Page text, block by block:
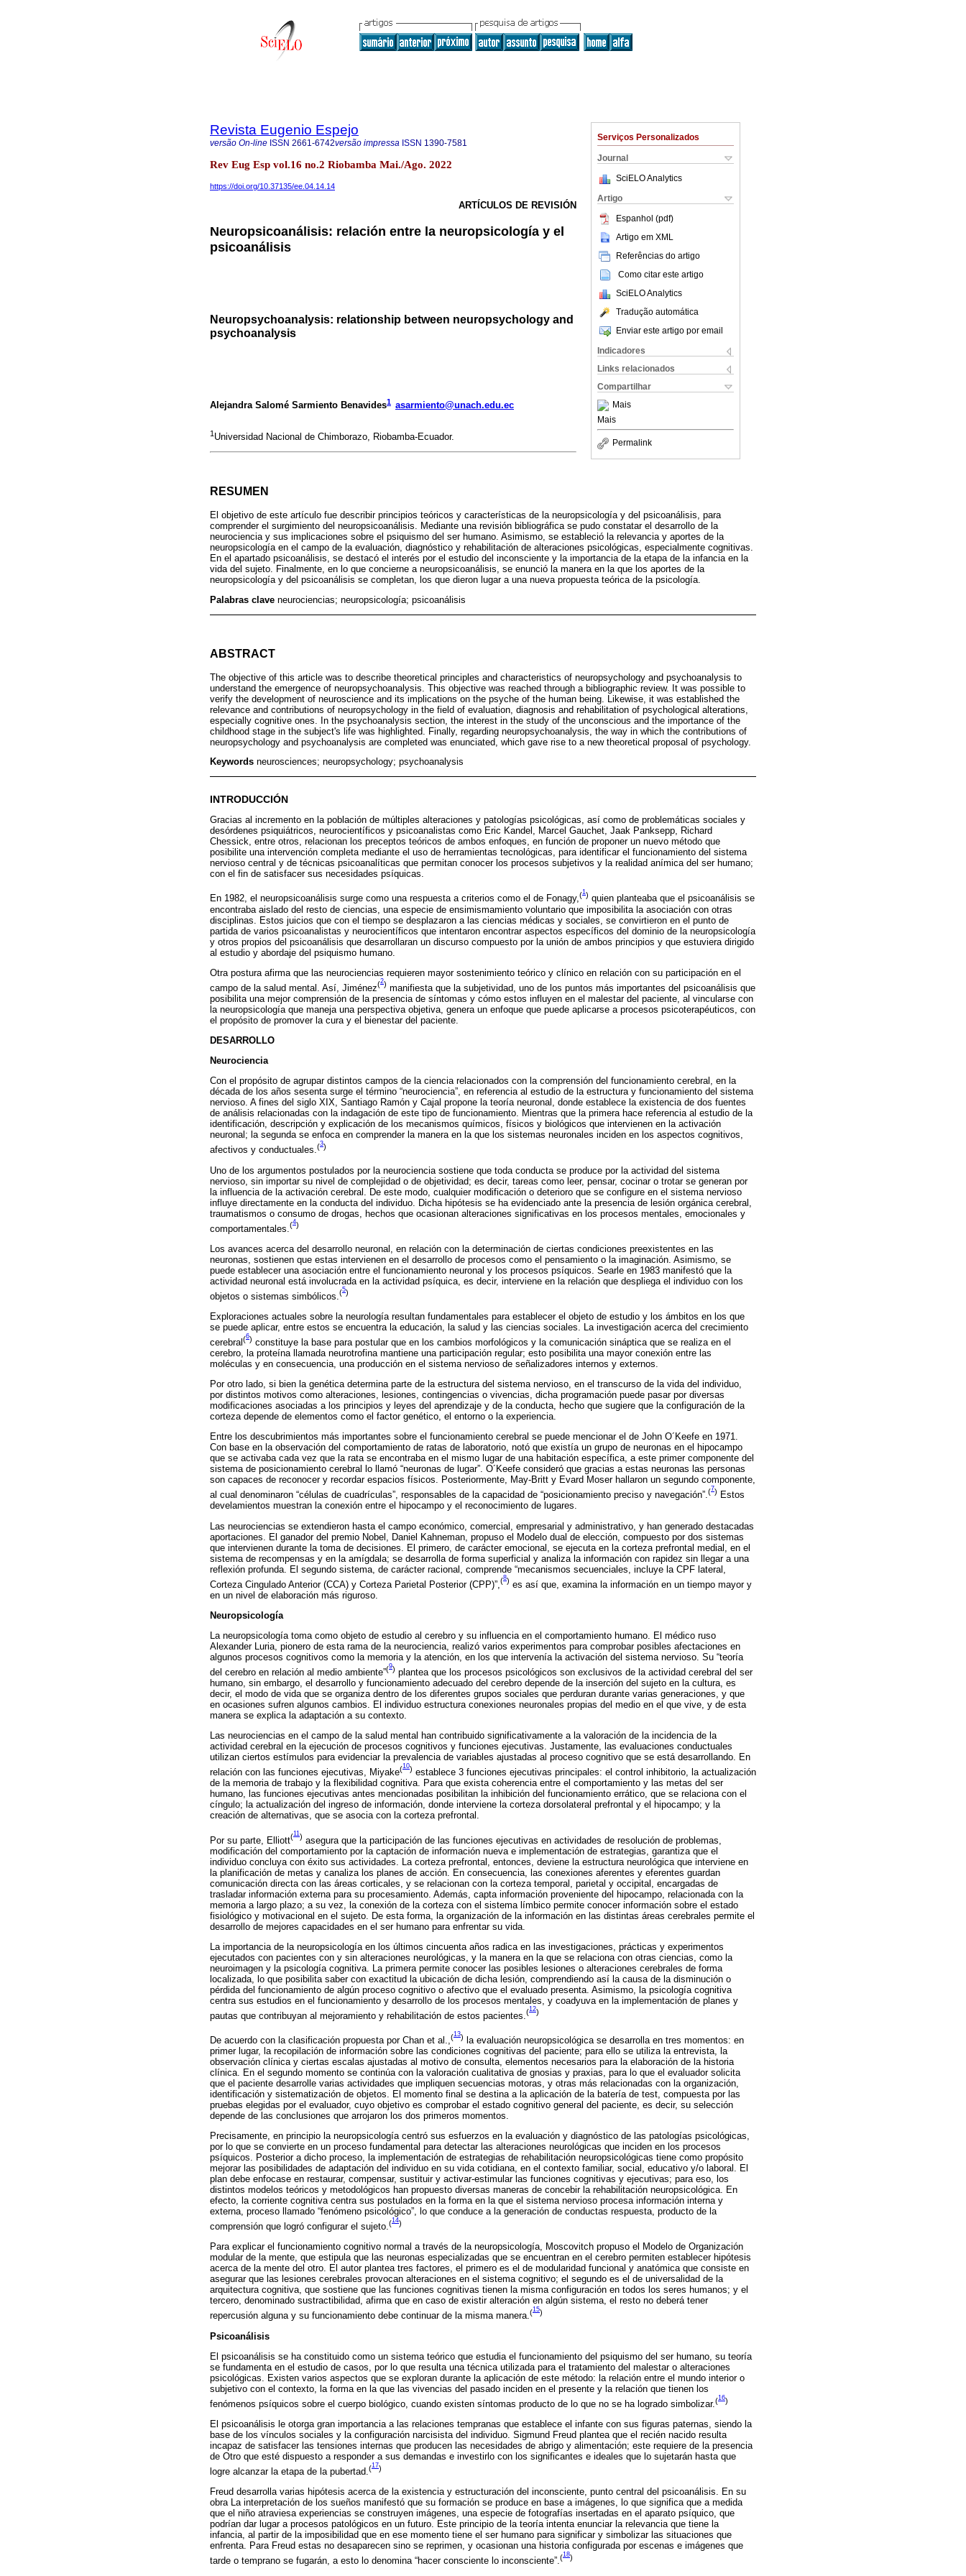
Serviços Personalizados
Journal
SciELO Analytics
Artigo
Espanhol (pdf)
Artigo em XML
Referências do artigo
Como citar este artigo
SciELO Analytics
Tradução automática
Enviar este artigo por email
Indicadores
Links relacionados
Compartilhar
Mais
Mais
Permalink
Revista Eugenio Espejo
versão On-line ISSN 2661-6742versão impressa ISSN 1390-7581
Rev Eug Esp vol.16 no.2 Riobamba Mai./Ago. 2022
https://doi.org/10.37135/ee.04.14.14
ARTÍCULOS DE REVISIÓN
Neuropsicoanálisis: relación entre la neuropsicología y el
psicoanálisis
Neuropsychoanalysis: relationship between neuropsychology and
psychoanalysis
Alejandra Salomé Sarmiento Benavides1 asarmiento@unach.edu.ec
1 Universidad Nacional de Chimborazo, Riobamba-Ecuador.
RESUMEN
El objetivo de este artículo fue describir principios teóricos y características de la neuropsicología y del psicoanálisis, para
comprender el surgimiento del neuropsicoanálisis. Mediante una revisión bibliográfica se pudo constatar el desarrollo de la
neurociencia y sus implicaciones sobre el psiquismo del ser humano. Asimismo, se estableció la relevancia y aportes de la
neuropsicología en el campo de la evaluación, diagnóstico y rehabilitación de alteraciones psicológicas, especialmente cognitivas.
En el apartado psicoanálisis, se destacó el interés por el estudio del inconsciente y la importancia de la etapa de la infancia en la
vida del sujeto. Finalmente, en lo que concierne a neuropsicoanálisis, se enunció la manera en la que los aportes de la
neuropsicología y del psicoanálisis se completan, los que dieron lugar a una nueva propuesta teórica de la psicología.
Palabras clave neurociencias; neuropsicología; psicoanálisis
ABSTRACT
The objective of this article was to describe theoretical principles and characteristics of neuropsychology and psychoanalysis to
understand the emergence of neuropsychoanalysis. This objective was reached through a bibliographic review. It was possible to
verify the development of neuroscience and its implications on the psyche of the human being. Likewise, it was established the
relevance and contributions of neuropsychology in the field of evaluation, diagnosis and rehabilitation of psychological alterations,
especially cognitive ones. In the psychoanalysis section, the interest in the study of the unconscious and the importance of the
childhood stage in the subject's life was highlighted. Finally, regarding neuropsychoanalysis, the way in which the contributions of
neuropsychology and psychoanalysis are completed was enunciated, which gave rise to a new theoretical proposal of psychology.
Keywords neurosciences; neuropsychology; psychoanalysis
INTRODUCCIÓN
Gracias al incremento en la población de múltiples alteraciones y patologías psicológicas, así como de problemáticas sociales y
desórdenes psiquiátricos, neurocientíficos y psicoanalistas como Eric Kandel, Marcel Gauchet, Jaak Panksepp, Richard
Chessick, entre otros, relacionan los preceptos teóricos de ambos enfoques, en función de proponer un nuevo método que
posibilite una intervención completa mediante el uso de herramientas tecnológicas, para identificar el funcionamiento del sistema
nervioso central y de técnicas psicoanalíticas que permitan conocer los procesos subjetivos y la realidad anímica del ser humano;
con el fin de satisfacer sus necesidades psíquicas.
En 1982, el neuropsicoanálisis surge como una respuesta a criterios como el de Fonagy,(1) quien planteaba que el psicoanálisis se
encontraba aislado del resto de ciencias, una especie de ensimismamiento voluntario que imposibilita la asociación con otras
disciplinas. Estos juicios que con el tiempo se desplazaron a las ciencias médicas y sociales, se convirtieron en el punto de
partida de varios psicoanalistas y neurocientíficos que intentaron encontrar aspectos específicos del dominio de la neuropsicología
y otros propios del psicoanálisis que desarrollaran un discurso compuesto por la unión de ambos principios y que estuviera dirigido
al estudio y abordaje del psiquismo humano.
Otra postura afirma que las neurociencias requieren mayor sostenimiento teórico y clínico en relación con su participación en el
campo de la salud mental. Así, Jiménez(2) manifiesta que la subjetividad, uno de los puntos más importantes del psicoanálisis que
posibilita una mejor comprensión de la presencia de síntomas y cómo estos influyen en el malestar del paciente, al vincularse con
la neuropsicología que maneja una perspectiva objetiva, genera un enfoque que puede aplicarse a procesos psicoterapéuticos, con
el propósito de promover la cura y el bienestar del paciente.
DESARROLLO
Neurociencia
Con el propósito de agrupar distintos campos de la ciencia relacionados con la comprensión del funcionamiento cerebral, en la
década de los años sesenta surge el término “neurociencia”, en referencia al estudio de la estructura y funcionamiento del sistema
nervioso. A fines del siglo XIX, Santiago Ramón y Cajal propone la teoría neuronal, donde establece la existencia de dos fuentes
de análisis relacionadas con la indagación de este tipo de funcionamiento. Mientras que la primera hace referencia al estudio de la
identificación, descripción y explicación de los mecanismos químicos, físicos y biológicos que intervienen en la activación
neuronal; la segunda se enfoca en comprender la manera en la que los sistemas neuronales inciden en los aspectos cognitivos,
afectivos y conductuales.(3)
Uno de los argumentos postulados por la neurociencia sostiene que toda conducta se produce por la actividad del sistema
nervioso, sin importar su nivel de complejidad o de objetividad; es decir, tareas como leer, pensar, cocinar o trotar se generan por
la influencia de la activación cerebral. De este modo, cualquier modificación o deterioro que se configure en el sistema nervioso
influye directamente en la conducta del individuo. Dicha hipótesis se ha evidenciado ante la presencia de lesión orgánica cerebral,
traumatismos o consumo de drogas, hechos que ocasionan alteraciones significativas en los procesos mentales, emocionales y
comportamentales. (4)
Los avances acerca del desarrollo neuronal, en relación con la determinación de ciertas condiciones preexistentes en las
neuronas, sostienen que estas intervienen en el desarrollo de procesos como el pensamiento o la imaginación. Asimismo, se
puede establecer una asociación entre el funcionamiento neuronal y los procesos psíquicos. Searle en 1983 manifestó que la
actividad neuronal está involucrada en la actividad psíquica, es decir, interviene en la relación que despliega el individuo con los
objetos o sistemas simbólicos. (5)
Exploraciones actuales sobre la neurología resultan fundamentales para establecer el objeto de estudio y los ámbitos en los que
se puede aplicar, entre estos se encuentra la educación, la salud y las ciencias sociales. La investigación acerca del crecimiento
cerebral(6) constituye la base para postular que en los cambios morfológicos y la comunicación sináptica que se realiza en el
cerebro, la proteína llamada neurotrofina mantiene una participación regular; esto posibilita una mayor conexión entre las
moléculas y en consecuencia, una producción en el sistema nervioso de señalizadores internos y externos.
Por otro lado, si bien la genética determina parte de la estructura del sistema nervioso, en el transcurso de la vida del individuo,
por distintos motivos como alteraciones, lesiones, contingencias o vivencias, dicha programación puede pasar por diversas
modificaciones asociadas a los principios y leyes del aprendizaje y de la conducta, hecho que sugiere que la configuración de la
corteza depende de elementos como el factor genético, el entorno o la experiencia.
Entre los descubrimientos más importantes sobre el funcionamiento cerebral se puede mencionar el de John O´Keefe en 1971.
Con base en la observación del comportamiento de ratas de laboratorio, notó que existía un grupo de neuronas en el hipocampo
que se activaba cada vez que la rata se encontraba en el mismo lugar de una habitación específica, a este primer componente del
sistema de posicionamiento cerebral lo llamó “neuronas de lugar”. O´Keefe consideró que gracias a estas neuronas las personas
son capaces de reconocer y recordar espacios físicos. Posteriormente, May-Britt y Evard Moser hallaron un segundo componente,
al cual denominaron “células de cuadrículas”, responsables de la capacidad de “posicionamiento preciso y navegación”.(7) Estos
develamientos muestran la conexión entre el hipocampo y el reconocimiento de lugares.
Las neurociencias se extendieron hasta el campo económico, comercial, empresarial y administrativo, y han generado destacadas
aportaciones. El ganador del premio Nobel, Daniel Kahneman, propuso el Modelo dual de elección, compuesto por dos sistemas
que intervienen durante la toma de decisiones. El primero, de carácter emocional, se ejecuta en la corteza prefrontal medial, en el
sistema de recompensas y en la amígdala; se desarrolla de forma superficial y analiza la información con rapidez sin llegar a una
reflexión profunda. El segundo sistema, de carácter racional, comprende “mecanismos secuenciales, incluye la CPF lateral,
Corteza Cingulado Anterior (CCA) y Corteza Parietal Posterior (CPP)”, (8) es así que, examina la información en un tiempo mayor y
en un nivel de elaboración más riguroso.
Neuropsicología
La neuropsicología toma como objeto de estudio al cerebro y su influencia en el comportamiento humano. El médico ruso
Alexander Luria, pionero de esta rama de la neurociencia, realizó varios experimentos para comprobar posibles afectaciones en
algunos procesos cognitivos como la memoria y la atención, en los que intervenía la activación del sistema nervioso. Su “teoría
del cerebro en relación al medio ambiente”(9) plantea que los procesos psicológicos son exclusivos de la actividad cerebral del ser
humano, sin embargo, el desarrollo y funcionamiento adecuado del cerebro depende de la inserción del sujeto en la cultura, es
decir, el modo de vida que se organiza dentro de los diferentes grupos sociales que perduran durante varias generaciones, y que
en ocasiones sufren algunos cambios. El individuo estructura conexiones neuronales propias del medio en el que vive, y de esta
manera se explica la adaptación a su contexto.
Las neurociencias en el campo de la salud mental han contribuido significativamente a la valoración de la incidencia de la
actividad cerebral en la ejecución de procesos cognitivos y funciones ejecutivas. Justamente, las evaluaciones conductuales
utilizan ciertos estímulos para evidenciar la prevalencia de variables ajustadas al proceso cognitivo que se está desarrollando. En
relación con las funciones ejecutivas, Miyake(10) establece 3 funciones ejecutivas principales: el control inhibitorio, la actualización
de la memoria de trabajo y la flexibilidad cognitiva. Para que exista coherencia entre el comportamiento y las metas del ser
humano, las funciones ejecutivas antes mencionadas posibilitan la inhibición del funcionamiento errático, que se relaciona con el
cíngulo; la actualización del ingreso de información, donde interviene la corteza dorsolateral prefrontal y el hipocampo; y la
creación de alternativas, que se asocia con la corteza prefrontal.
Por su parte, Elliott(11) asegura que la participación de las funciones ejecutivas en actividades de resolución de problemas,
modificación del comportamiento por la captación de información nueva e implementación de estrategias, garantiza que el
individuo concluya con éxito sus actividades. La corteza prefrontal, entonces, deviene la estructura neurológica que interviene en
la planificación de metas y canaliza los planes de acción. En consecuencia, las conexiones aferentes y eferentes guardan
comunicación directa con las áreas corticales, y se relacionan con la corteza temporal, parietal y occipital, encargadas de
trasladar información externa para su procesamiento. Además, capta información proveniente del hipocampo, relacionada con la
memoria a largo plazo; a su vez, la conexión de la corteza con el sistema límbico permite conocer información sobre el estado
fisiológico y motivacional en el sujeto. De esta forma, la organización de la información en las distintas áreas cerebrales permite el
desarrollo de mejores capacidades en el ser humano para enfrentar su vida.
La importancia de la neuropsicología en los últimos cincuenta años radica en las investigaciones, prácticas y experimentos
ejecutados con pacientes con y sin alteraciones neurológicas, y la manera en la que se relaciona con otras ciencias, como la
neuroimagen y la psicología cognitiva. La primera permite conocer las posibles lesiones o alteraciones cerebrales de forma
localizada, lo que posibilita saber con exactitud la ubicación de dicha lesión, comprendiendo así la causa de la disminución o
pérdida del funcionamiento de algún proceso cognitivo o afectivo que el evaluado presenta. Asimismo, la psicología cognitiva
centra sus estudios en el funcionamiento y desarrollo de los procesos mentales, y coadyuva en la implementación de planes y
pautas que contribuyan al mejoramiento y rehabilitación de estos pacientes. (12)
De acuerdo con la clasificación propuesta por Chan et al.,(13)
la evaluación neuropsicológica se desarrolla en tres momentos: en
primer lugar, la recopilación de información sobre las condiciones cognitivas del paciente; para ello se utiliza la entrevista, la
observación clínica y ciertas escalas ajustadas al motivo de consulta, elementos necesarios para la elaboración de la historia
clínica. En el segundo momento se continúa con la valoración cualitativa de gnosias y praxias, para lo que el evaluador solicita
que el paciente desarrolle varias actividades que impliquen secuencias motoras, y otras más relacionadas con la organización,
identificación y sistematización de objetos. El momento final se destina a la aplicación de la batería de test, compuesta por las
pruebas elegidas por el evaluador, cuyo objetivo es comprobar el estado cognitivo general del paciente, es decir, su selección
depende de las conclusiones que arrojaron los dos primeros momentos.
Precisamente, en principio la neuropsicología centró sus esfuerzos en la evaluación y diagnóstico de las patologías psicológicas,
por lo que se convierte en un proceso fundamental para detectar las alteraciones neurológicas que inciden en los procesos
psíquicos. Posterior a dicho proceso, la implementación de estrategias de rehabilitación neuropsicológicas tiene como propósito
mejorar las posibilidades de adaptación del individuo en su vida cotidiana, en el contexto familiar, social, educativo y/o laboral. El
plan debe enfocase en restaurar, compensar, sustituir y activar-estimular las funciones cognitivas y ejecutivas; para eso, los
distintos modelos teóricos y metodológicos han propuesto diversas maneras de concebir la rehabilitación neuropsicológica. En
efecto, la corriente cognitiva centra sus postulados en la forma en la que el sistema nervioso procesa información interna y
externa, proceso llamado “fenómeno psicológico”, lo que conduce a la generación de conductas respuesta, producto de la
comprensión que logró configurar el sujeto.(14)
Para explicar el funcionamiento cognitivo normal a través de la neuropsicología, Moscovitch propuso el Modelo de Organización
modular de la mente, que estipula que las neuronas especializadas que se encuentran en el cerebro permiten establecer hipótesis
acerca de la mente del otro. El autor plantea tres factores, el primero es el de modularidad funcional y anatómica que consiste en
asegurar que las lesiones cerebrales provocan alteraciones en el sistema cognitivo; el segundo es el de universalidad de la
arquitectura cognitiva, que sostiene que las funciones cognitivas tienen la misma configuración en todos los seres humanos; y el
tercero, denominado sustractibilidad, afirma que en caso de existir alteración en algún sistema, el resto no deberá tener
repercusión alguna y su funcionamiento debe continuar de la misma manera.(15)
Psicoanálisis
El psicoanálisis se ha constituido como un sistema teórico que estudia el funcionamiento del psiquismo del ser humano, su teoría
se fundamenta en el estudio de casos, por lo que resulta una técnica utilizada para el tratamiento del malestar o alteraciones
psicológicas. Existen varios aspectos que se exploran durante la aplicación de este método: la relación entre el mundo interior o
subjetivo con el contexto, la forma en la que las vivencias del pasado inciden en el presente y la relación que tienen los
fenómenos psíquicos sobre el cuerpo biológico, cuando existen síntomas producto de lo que no se ha logrado simbolizar.(16)
El psicoanálisis le otorga gran importancia a las relaciones tempranas que establece el infante con sus figuras paternas, siendo la
base de los vínculos sociales y la configuración narcisista del individuo. Sigmund Freud plantea que el recién nacido resulta
incapaz de satisfacer las tensiones internas que producen las necesidades de abrigo y alimentación; este requiere de la presencia
de Otro que esté dispuesto a responder a sus demandas e investirlo con los significantes e ideales que lo sujetarán hasta que
logre alcanzar la etapa de la pubertad.(17)
Freud desarrolla varias hipótesis acerca de la existencia y estructuración del inconsciente, punto central del psicoanálisis. En su
obra La interpretación de los sueños manifestó que su formación se produce en base a imágenes, lo que significa que a medida
que el niño atraviesa experiencias se construyen imágenes, una especie de fotografías insertadas en el aparato psíquico, que
podrían dar lugar a procesos patológicos en un futuro. Este principio de la teoría intenta enunciar la relevancia que tiene la
infancia, al partir de la imposibilidad que en ese momento tiene el ser humano para significar y simbolizar las situaciones que
enfrenta. Para Freud estas no desaparecen sino se reprimen, y ocasionan una historia configurada por escenas e imágenes que
tarde o temprano se fugarán, a esto lo denomina “hacer consciente lo inconsciente”.(18)